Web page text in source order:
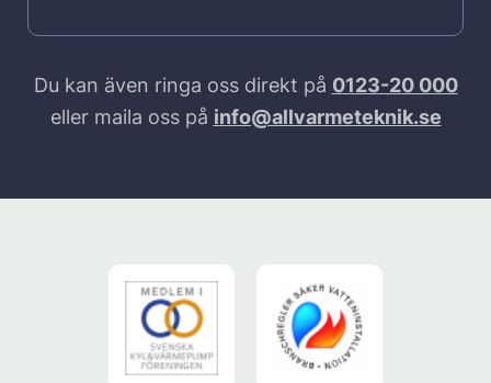
Du kan även ringa oss direkt på 0123-20 000
eller maila oss på info@allvarmeteknik.se